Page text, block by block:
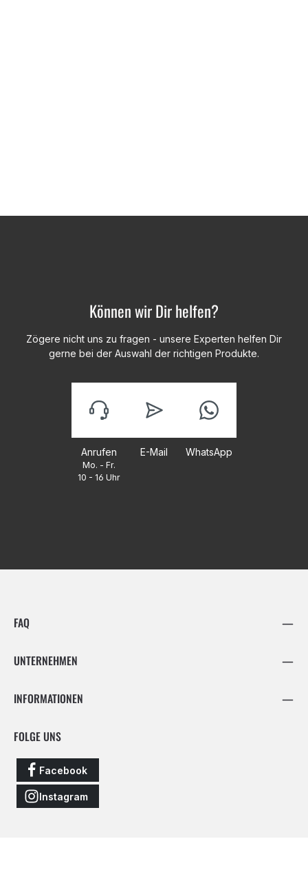
Können wir Dir helfen?
Zögere nicht uns zu fragen - unsere Experten helfen Dir
gerne bei der Auswahl der richtigen Produkte.
Anrufen
Mo. - Fr.
10 - 16 Uhr
E-Mail WhatsApp
FAQ
UNTERNEHMEN
INFORMATIONEN
FOLGE UNS
Facebook
Instagram